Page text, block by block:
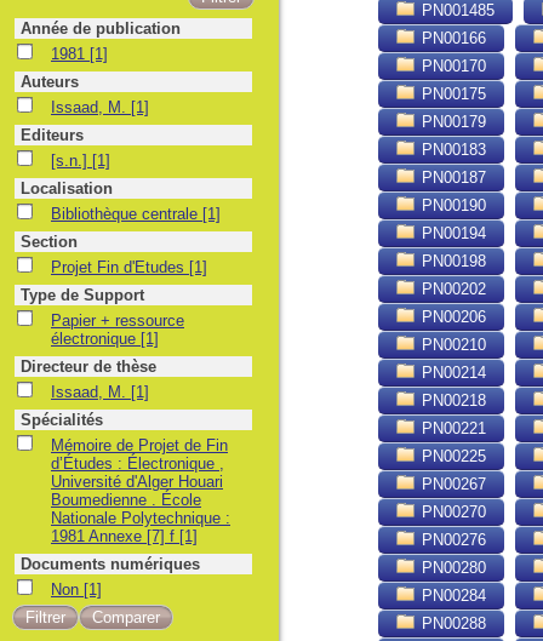
PN001485
PN00166
PN00170
PN00175
PN00179
PN00183
PN00187
PN00190
PN00194
PN00198
PN00202
PN00206
PN00210
PN00214
PN00218
PN00221
PN00225
PN00267
PN00270
PN00276
PN00280
PN00284
PN00288
Année de publication
1981 1981 [1]
Auteurs
Issaad, M.Issaad, M. [1]
Editeurs
[s.n.][s.n.] [1]
Localisation
Bibliothèque centrale
Bibliothèque centrale [1]
Section
Projet Fin d'Etudes
Projet Fin d'Etudes [1]
Type de Support
Papier + ressource électronique
Papier + ressource
électronique [1]
Directeur de thèse
Issaad, M.Issaad, M. [1]
Spécialités
Mémoire de Projet de Fin d’Études : Électronique , Université d'Alger
Mémoire de Projet de Fin
d’Études : Électronique ,
Université d'Alger Houari
Boumedienne . École
Nationale Polytechnique :
1981 Annexe [7] f [1]
Documents numériques
Non
Non [1]